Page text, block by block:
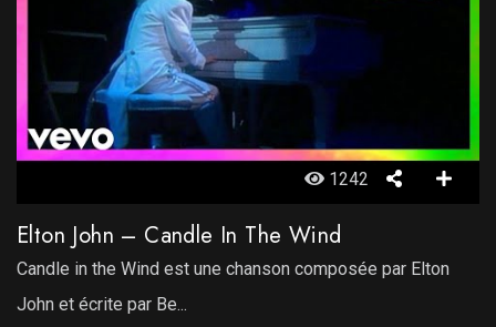
1242
Elton John – Candle In The Wind
Candle in the Wind est une chanson composée par Elton
John et écrite par Be...